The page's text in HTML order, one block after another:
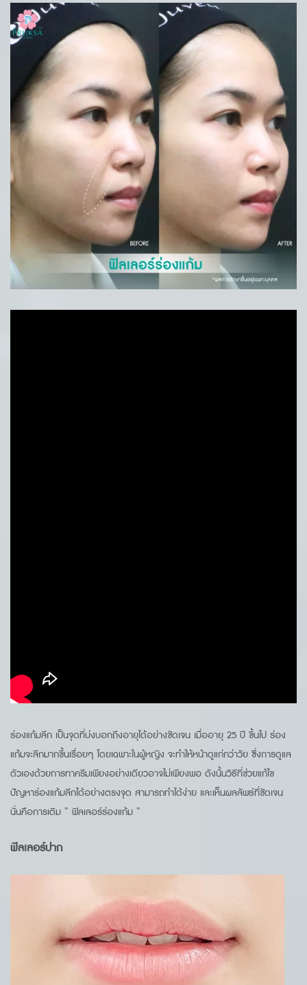
ร่องแก้มลึก เป็นจุดที่บ่งบอกถึงอายุได้อย่างชัดเจน เมื่ออายุ 25 ปี ขึ้นไป ร่อง
แก้มจะลึกมากขึ้นเรื่อยๆ โดยเฉพาะในผู้หญิง จะทำให้หน้าดูแก่กว่าวัย ซึ่งการดูแล
ตัวเองด้วยการทาครีมเพียงอย่างเดียวอาจไม่เพียงพอ ดังนั้นวิธีที่ช่วยแก้ไข
ปัญหาร่องแก้มลึกได้อย่างตรงจุด สามารถทำได้ง่าย และเห็นผลลัพธ์ที่ชัดเจน
นั่นคือการเติม ” ฟิลเลอร์ร่องแก้ม ”
ฟิลเลอร์ปาก